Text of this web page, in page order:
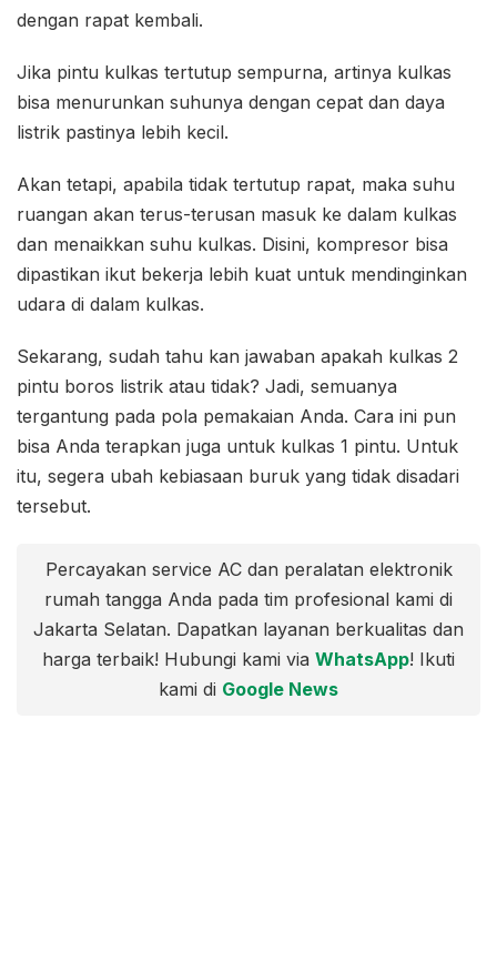
dengan rapat kembali.
Jika pintu kulkas tertutup sempurna, artinya kulkas
bisa menurunkan suhunya dengan cepat dan daya
listrik pastinya lebih kecil.
Akan tetapi, apabila tidak tertutup rapat, maka suhu
ruangan akan terus-terusan masuk ke dalam kulkas
dan menaikkan suhu kulkas. Disini, kompresor bisa
dipastikan ikut bekerja lebih kuat untuk mendinginkan
udara di dalam kulkas.
Sekarang, sudah tahu kan jawaban apakah kulkas 2
pintu boros listrik atau tidak? Jadi, semuanya
tergantung pada pola pemakaian Anda. Cara ini pun
bisa Anda terapkan juga untuk kulkas 1 pintu. Untuk
itu, segera ubah kebiasaan buruk yang tidak disadari
tersebut.
Percayakan service AC dan peralatan elektronik
rumah tangga Anda pada tim profesional kami di
Jakarta Selatan. Dapatkan layanan berkualitas dan
harga terbaik! Hubungi kami via WhatsApp! Ikuti
kami di Google News